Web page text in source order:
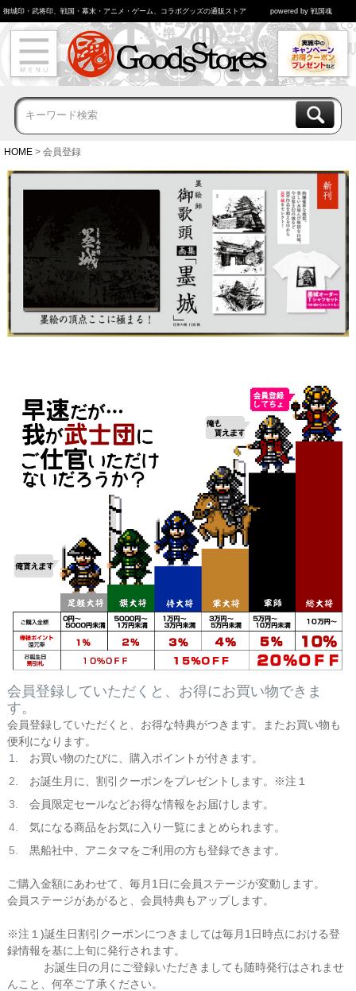
御城印・武将印、戦国・幕末・アニメ・ゲーム、コラボグッズの通販ストア powered by 戦国魂
HOME 会員登録
会員登録していただくと、お得にお買い物できま
す。
会員登録していただくと、お得な特典がつきます。またお買い物も
便利になります。
お買い物のたびに、購入ポイントが付きます。
お誕生月に、割引クーポンをプレゼントします。※注１
会員限定セールなどお得な情報をお届けします。
気になる商品をお気に入り一覧にまとめられます。
黒船社中、アニタマをご利用の方も登録できます。
ご購入金額にあわせて、毎月1日に会員ステージが変動します。
会員ステージがあがると、会員特典もアップします。
※注１)誕生日割引クーポンにつきましては毎月1日時点における登
録情報を基に上旬に発行されます。
お誕生日の月にご登録いただきましても随時発行はされませ
んこと、何卒ご了承ください。